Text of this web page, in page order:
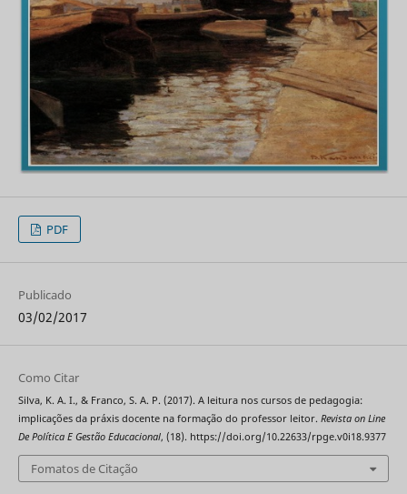
PDF
Publicado
03/02/2017
Como Citar
Silva, K. A. I., & Franco, S. A. P. (2017). A leitura nos cursos de pedagogia:
implicações da práxis docente na formação do professor leitor. Revista on Line
De Política E Gestão Educacional, (18). https://doi.org/10.22633/rpge.v0i18.9377
Fomatos de Citação